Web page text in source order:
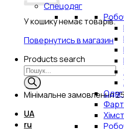
У кошику немає товарів.
Повернутись в магазин
Products search
Мінімальне замовлення
UA
ru
Спецодяг
Одяг